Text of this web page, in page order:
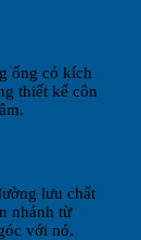
ống có kích
thiết kế côn
lưu chất
nhánh từ
với nó.